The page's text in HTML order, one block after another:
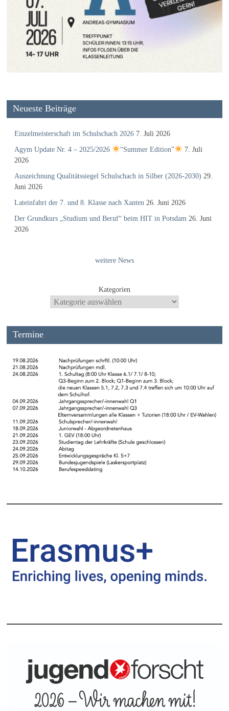
Neueste Beiträge
Einzelmeisterschaft im Schulschach 2026 7. Juli 2026
Agym Update Nr. 4 – 2025/2026 “Summer Edition”
7. Juli
2026
Auszeichnung Qualitätssiegel Schulschach in Silber (2026-2030) 29.
Juni 2026
Lateinfahrt der 7. und 8. Klasse nach Xanten 26. Juni 2026
Der Grundkurs „Studium und Beruf“ beim HIT in Potsdam 26. Juni
2026
weitere News
Kategorien
Termine